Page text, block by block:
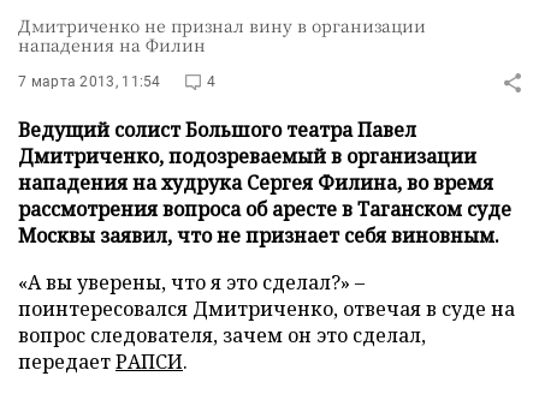
Дмитриченко не признал вину в организации
нападения на Филин
7 марта 2013, 11:54 4
Ведущий солист Большого театра Павел
Дмитриченко, подозреваемый в организации
нападения на худрука Сергея Филина, во время
рассмотрения вопроса об аресте в Таганском суде
Москвы заявил, что не признает себя виновным.
«А вы уверены, что я это сделал?» –
поинтересовался Дмитриченко, отвечая в суде на
вопрос следователя, зачем он это сделал,
передаетРАПСИ.